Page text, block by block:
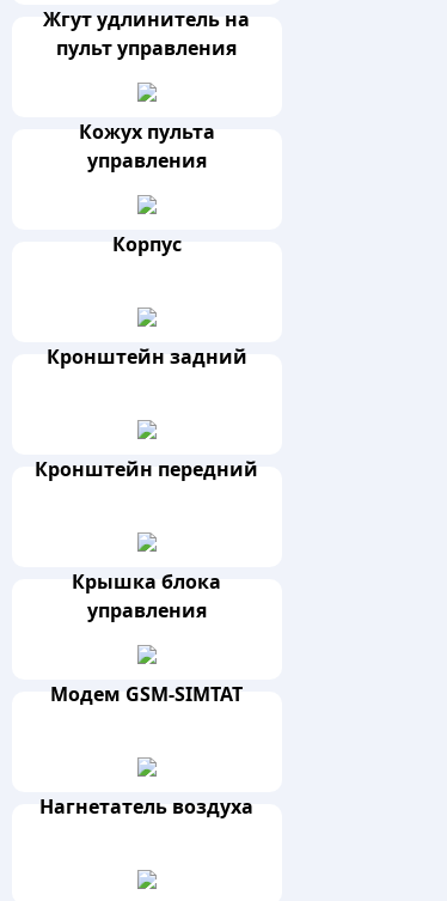
Жгут удлинитель на
пульт управления
Кожух пульта
управления
Корпус
Кронштейн задний
Кронштейн передний
Крышка блока
управления
Модем GSM-SIMTAT
Нагнетатель воздуха